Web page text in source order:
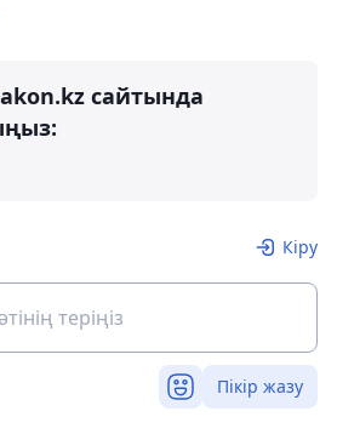
сайтында
Кіру
Пікір жазу